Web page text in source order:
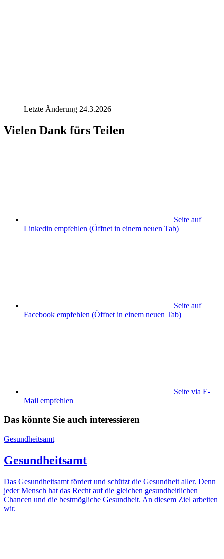
Letzte Änderung 24.3.2026
Vielen Dank fürs Teilen
Seite auf
Linkedin empfehlen (Öffnet in einem neuen Tab)
Seite auf
Facebook empfehlen (Öffnet in einem neuen Tab)
Seite via E-
Mail empfehlen
Das könnte Sie auch interessieren
Gesundheitsamt
Gesundheitsamt
Das Gesundheitsamt fördert und schützt die Gesundheit aller. Denn
jeder Mensch hat das Recht auf die gleichen gesundheitlichen
Chancen und die bestmögliche Gesundheit. An diesem Ziel arbeiten
wir.